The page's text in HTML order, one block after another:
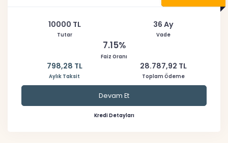
10000 TL
Tutar
36 Ay
Vade
7.15%
Faiz Oranı
798,28 TL
Aylık Taksit
28.787,92 TL
Toplam Ödeme
Devam Et
Kredi Detayları